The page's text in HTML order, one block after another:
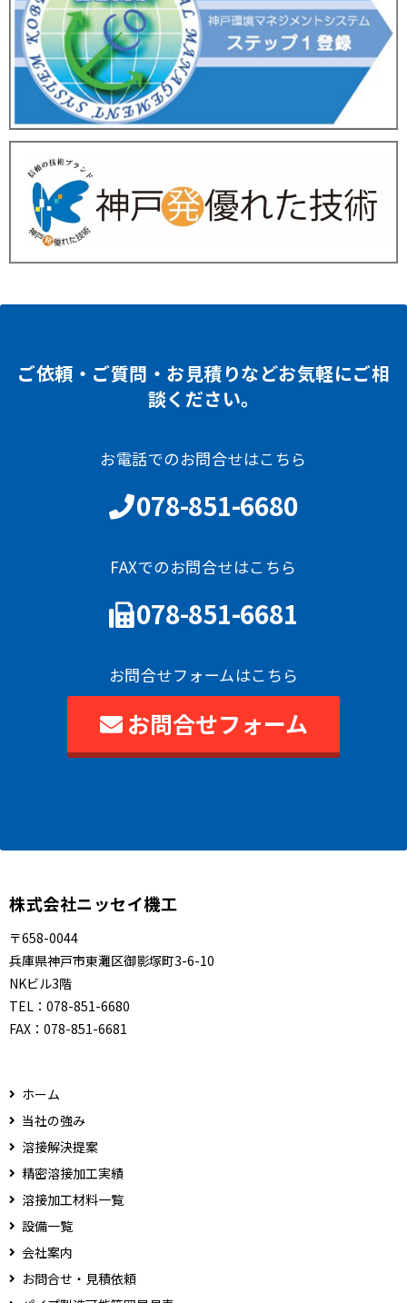
ご依頼・ご質問・お見積りなどお気軽にご相
談ください。
お電話でのお問合せはこちら
078-851-6680
FAXでのお問合せはこちら
078-851-6681
お問合せフォームはこちら
お問合せフォーム
株式会社ニッセイ機工
〒658-0044
兵庫県神戸市東灘区御影塚町3-6-10
NKビル3階
TEL： 078-851-6680
FAX： 078-851-6681
ホーム
当社の強み
溶接解決提案
精密溶接加工実績
溶接加工材料一覧
設備一覧
会社案内
お問合せ・見積依頼